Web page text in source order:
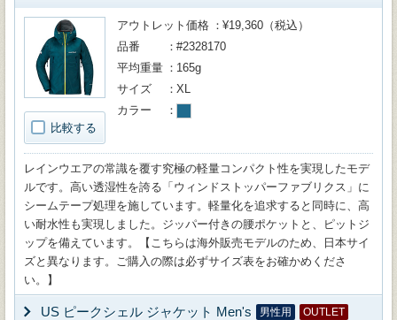
比較する
アウトレット価格
¥19,360（税込）
品番
#2328170
平均重量
165g
サイズ
XL
カラー
レインウエアの常識を覆す究極の軽量コンパクト性を実現したモデ
ルです。高い透湿性を誇る「ウィンドストッパーファブリクス」に
シームテープ処理を施しています。軽量化を追求すると同時に、高
い耐水性も実現しました。ジッパー付きの腰ポケットと、ピットジ
ップを備えています。【こちらは海外販売モデルのため、日本サイ
ズと異なります。ご購入の際は必ずサイズ表をお確かめくださ
い。】
US ピークシェル ジャケット Men's 男性用 OUTLET